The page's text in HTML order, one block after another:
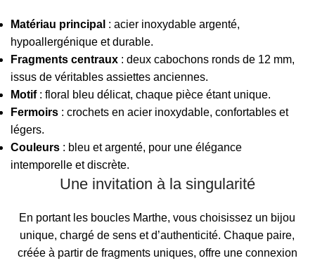
Matériau principal : acier inoxydable argenté,
hypoallergénique et durable.
Fragments centraux : deux cabochons ronds de 12 mm,
issus de véritables assiettes anciennes.
Motif: floral bleu délicat, chaque pièce étant unique.
Fermoirs : crochets en acier inoxydable, confortables et
légers.
Couleurs : bleu et argenté, pour une élégance
intemporelle et discrète.
Une invitation à la singularité
En portant les boucles Marthe, vous choisissez un bijou
unique, chargé de sens et d’authenticité. Chaque paire,
créée à partir de fragments uniques, offre une connexion